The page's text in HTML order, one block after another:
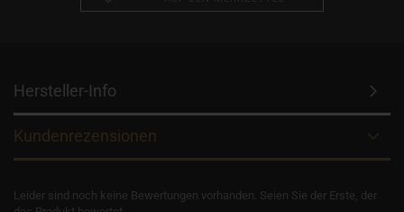
Hersteller-Info
Kundenrezensionen
Leider sind noch keine Bewertungen vorhanden. Seien Sie der Erste, der